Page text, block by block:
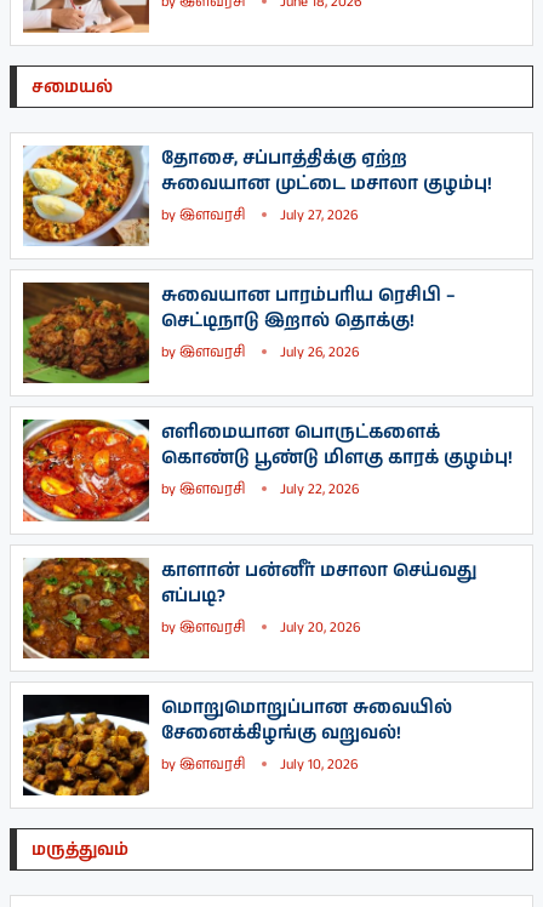
சமையல்
தோசை, சப்பாத்திக்கு ஏற்ற
சுவையான முட்டை மசாலா குழம்பு!
byஇளவரசி July 27, 2026
சுவையான பாரம்பரிய ரெசிபி –
செட்டிநாடு இறால் தொக்கு!
byஇளவரசி July 26, 2026
எளிமையான பொருட்களைக்
கொண்டு பூண்டு மிளகு காரக் குழம்பு!
byஇளவரசி July 22, 2026
காளான் பன்னீர் மசாலா செய்வது
எப்படி?
byஇளவரசி July 20, 2026
மொறுமொறுப்பான சுவையில்
சேனைக்கிழங்கு வறுவல்!
byஇளவரசி July 10, 2026
மருத்துவம்